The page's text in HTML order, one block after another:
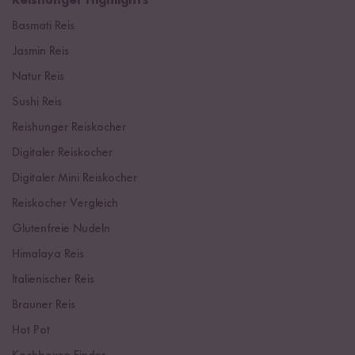
Basmati Reis
Jasmin Reis
Natur Reis
Sushi Reis
Reishunger Reiskocher
Digitaler Reiskocher
Digitaler Mini Reiskocher
Reiskocher Vergleich
Glutenfreie Nudeln
Himalaya Reis
Italienischer Reis
Brauner Reis
Hot Pot